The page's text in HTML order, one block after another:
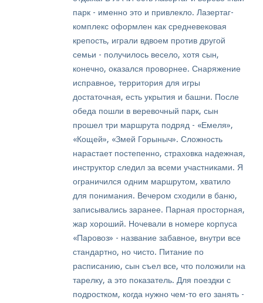
парк - именно это и привлекло. Лазертаг-
комплекс оформлен как средневековая
крепость, играли вдвоем против другой
семьи - получилось весело, хотя сын,
конечно, оказался проворнее. Снаряжение
исправное, территория для игры
достаточная, есть укрытия и башни. После
обеда пошли в веревочный парк, сын
прошел три маршрута подряд - «Емеля»,
«Кощей», «Змей Горыныч». Сложность
нарастает постепенно, страховка надежная,
инструктор следил за всеми участниками. Я
ограничился одним маршрутом, хватило
для понимания. Вечером сходили в баню,
записывались заранее. Парная просторная,
жар хороший. Ночевали в номере корпуса
«Паровоз» - название забавное, внутри все
стандартно, но чисто. Питание по
расписанию, сын съел все, что положили на
тарелку, а это показатель. Для поездки с
подростком, когда нужно чем-то его занять -